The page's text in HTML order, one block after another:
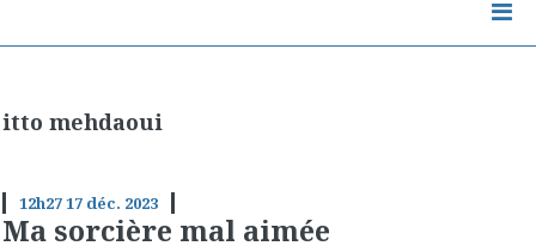
itto mehdaoui
12h2717 déc. 2023
Ma sorcière mal aimée